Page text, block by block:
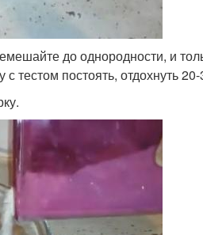
до однородности, и
тестом постоять, отдохнуть